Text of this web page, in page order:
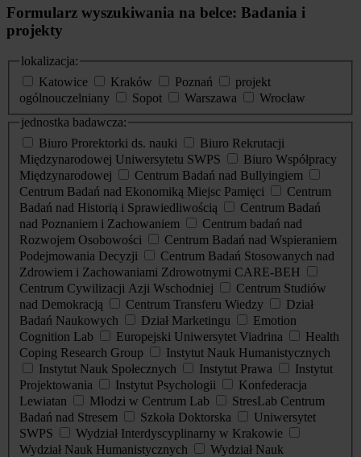
Formularz wyszukiwania na belce: Badania i
projekty
lokalizacja:
Katowice
Kraków Poznań
projekt
ogólnouczelniany
Sopot Warszawa
Wrocław
jednostka badawcza:
Biuro Prorektorki ds. nauki
Biuro Rekrutacji
Międzynarodowej Uniwersytetu SWPS
Biuro Współpracy
Międzynarodowej
Centrum Badań nad Bullyingiem
Centrum Badań nad Ekonomiką Miejsc Pamięci
Centrum
Badań nad Historią i Sprawiedliwością
Centrum Badań
nad Poznaniem i Zachowaniem
Centrum badań nad
Rozwojem Osobowości
Centrum Badań nad Wspieraniem
Podejmowania Decyzji
Centrum Badań Stosowanych nad
Zdrowiem i Zachowaniami Zdrowotnymi CARE-BEH
Centrum Cywilizacji Azji Wschodniej
Centrum Studiów
nad Demokracją
Centrum Transferu Wiedzy
Dział
Badań Naukowych
Dział Marketingu
Emotion
Cognition Lab
Europejski Uniwersytet Viadrina
Health
Coping Research Group
Instytut Nauk Humanistycznych
Instytut Nauk Społecznych
Instytut Prawa
Instytut
Projektowania
Instytut Psychologii
Konfederacja
Lewiatan
Młodzi w Centrum Lab
StresLab Centrum
Badań nad Stresem
Szkoła Doktorska
Uniwersytet
SWPS
Wydział Interdyscyplinarny w Krakowie
Wydział Nauk Humanistycznych
Wydział Nauk